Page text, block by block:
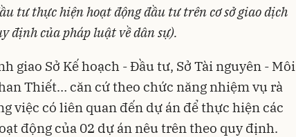
tư thực hiện hoạt động đầu tư trên cơ sở giao dịch
định của pháp luật về dân sự).
giao Sở Kế hoạch - Đầu tư, Sở Tài nguyên - Môi
Thiết… căn cứ theo chức năng nhiệm vụ rà
việc có liên quan đến dự án để thực hiện các
động của 02 dự án nêu trên theo quy định.